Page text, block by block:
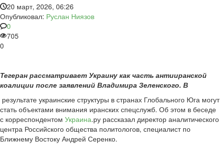
20 март, 2026, 06:26
Опубликовал: Руслан Ниязов
0
705
0
Тегеран рассматривает Украину как часть антииранской
коалиции после заявлений Владимира Зеленского. В
результате украинские структуры в странах Глобального Юга могут
стать объектами внимания иранских спецслужб. Об этом в беседе
с корреспондентом Украина.ру рассказал директор аналитического
центра Российского общества политологов, специалист по
Ближнему Востоку Андрей Серенко.